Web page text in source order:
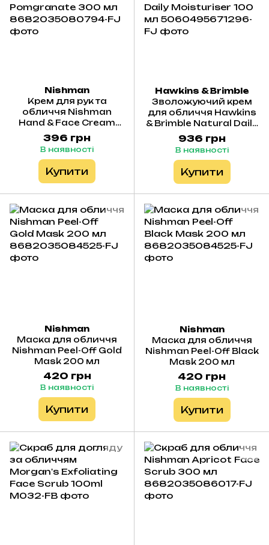
Nishman
Крем для рук та
обличчя Nishman
Hand & Face Cream
Pomgranate 300 мл
396 грн
В наявності
Купити
Hawkins & Brimble
Зволожуючий крем
для обличчя Hawkins
& Brimble Natural Daily
Moisturiser 100 мл
936 грн
В наявності
Купити
Nishman
Маска для обличчя
Nishman Peel-Off Gold
Mask 200 мл
420 грн
В наявності
Купити
Nishman
Маска для обличчя
Nishman Peel-Off Black
Mask 200 мл
420 грн
В наявності
Купити